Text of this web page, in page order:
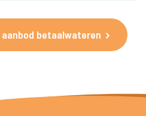
betaalwateren